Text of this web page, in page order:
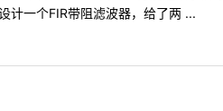
计一个FIR带阻滤波器，给了两 ...